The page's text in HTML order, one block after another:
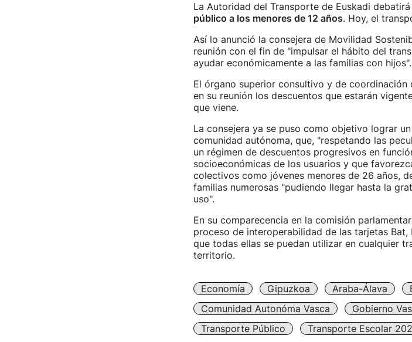
La Autoridad del Transporte de Euskadi
público a los menores de 12 años. Hoy, el
Así lo anunció la consejera de Movilidad
reunión con el fin de "impulsar el hábito del
ayudar económicamente a las familias con hijos".
El órgano superior consultivo y de
en su reunión los descuentos que estarán
que viene.
La consejera ya se puso como objetivo lograr un
comunidad autónoma, que, "respetando las
un régimen de descuentos progresivos en
socioeconómicas de los usuarios y que
colectivos como jóvenes menores de 26 años,
familias numerosas "pudiendo llegar hasta la
uso".
En su comparecencia en la comisión
proceso de interoperabilidad de las tarjetas
que todas ellas se puedan utilizar en cualquier
territorio.
Economía Gipuzkoa Araba-Álava
Comunidad Autonóma Vasca
Gobierno
Transporte Público
Transporte Escolar